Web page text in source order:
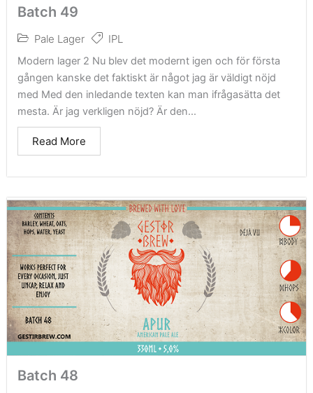
Batch 49
Pale Lager IPL
Modern lager 2 Nu blev det modernt igen och för första
gången kanske det faktiskt är något jag är väldigt nöjd
med Med den inledande texten kan man ifrågasätta det
mesta. Är jag verkligen nöjd? Är den...
Read More
Batch 48